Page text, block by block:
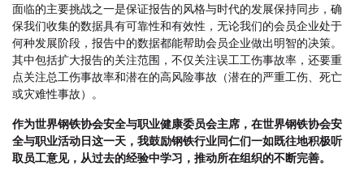
面临的主要挑战之一是保证报告的风格与时代的发展保持同步，确
保我们收集的数据具有可靠性和有效性，无论我们的会员企业处于
何种发展阶段，报告中的数据都能帮助会员企业做出明智的决策。
其中包括扩大报告的关注范围，不仅关注误工工伤事故率，还要重
点关注总工伤事故率和潜在的高风险事故（潜在的严重工伤、死亡
或灾难性事故）。
作为世界钢铁协会安全与职业健康委员会主席，在世界钢铁协会安
全与职业活动日这一天，我鼓励钢铁行业同仁们一如既往地积极听
取员工意见，从过去的经验中学习，推动所在组织的不断完善。